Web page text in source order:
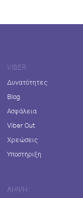
VIBER
Δυνατότητες
Blog
Ασφάλεια
Viber Out
Χρεώσεις
Υποστήριξη
ΛΉΨΗ